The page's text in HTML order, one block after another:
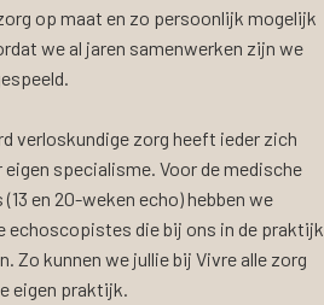
op maat en zo persoonlijk mogelijk
we al jaren samenwerken zijn we
verloskundige zorg heeft ieder zich
specialisme. Voor de medische
en 20-weken echo) hebben we
echoscopistes die bij ons in de praktijk
Zo kunnen we jullie bij Vivre alle zorg
eigen praktijk.